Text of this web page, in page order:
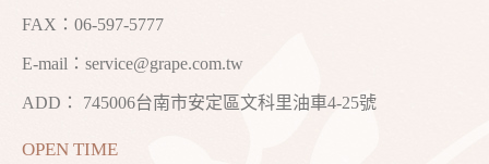
FAX：06-597-5777
E-mail： service@grape.com.tw
ADD： 745006台南市安定區文科里油車4-25號
OPEN TIME